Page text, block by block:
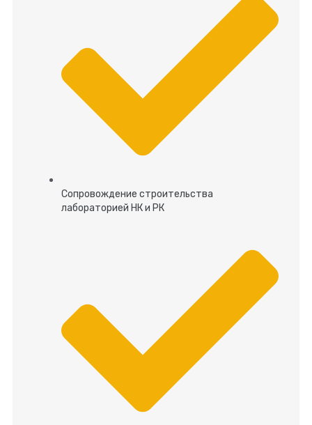
Сопровождение строительства
лабораторией НК и РК